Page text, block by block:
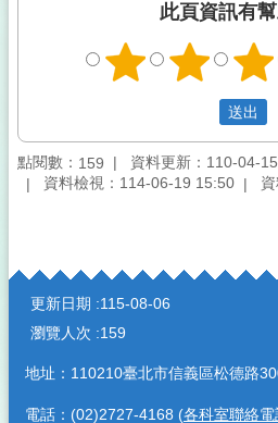
此頁資訊有
點閱數： 159
資料更新：110-04-
資料檢視：114-06-19 15:50
:::
更新日期
115-08-06
瀏覽人次
159
地址：110210臺北市信義區松德路
電話：(02)2727-4168 (各科室聯絡電